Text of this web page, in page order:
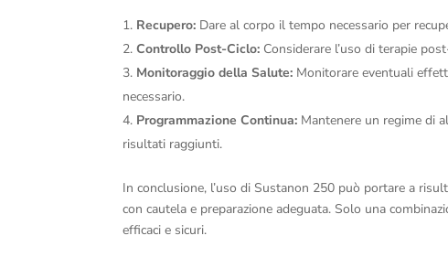
Recupero: Dare al corpo il tempo necessario per
Controllo Post-Ciclo: Considerare l’uso di terapie
Monitoraggio della Salute: Monitorare eventuali
necessario.
Programmazione Continua: Mantenere un regime di
risultati raggiunti.
In conclusione, l’uso di Sustanon 250 può portare a
con cautela e preparazione adeguata. Solo una
efficaci e sicuri.